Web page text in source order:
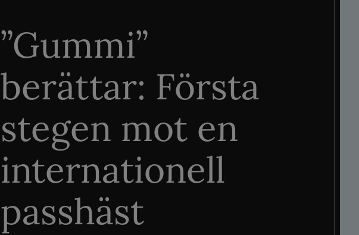
”Gummi”
berättar: Första
stegen mot en
internationell
passhäst